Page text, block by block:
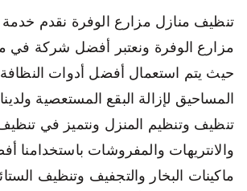
تنظيف منازل مزارع الوفرة نقدم
مزارع الوفرة ونعتبر أفضل شركة في
حيث يتم استعمال أفضل أدوات
المساحيق لإزالة البقع المستعصية
تنظيف وتنظيم المنزل ونتميز في تنظيف
والانتريهات والمفروشات باستخدامنا
ماكينات البخار والتجفيف وتنظيف